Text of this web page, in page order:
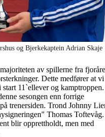
og Bjerkekaptein Adrian Skaje
av spillerne fra
Dette medfører at vi
11`ellever og kamptroppen.
sesongen enn forrige
trenersiden. Trond Johnny
Thomas Toftevåg.
blir opprettholdt, men med